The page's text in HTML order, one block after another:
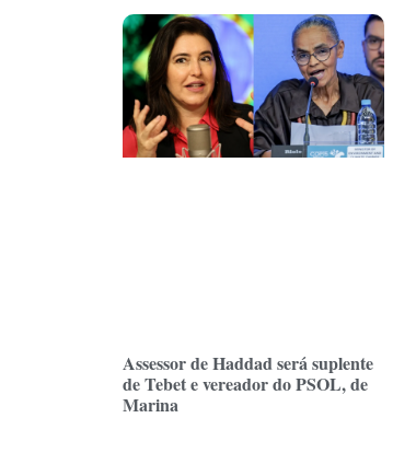
Assessor de Haddad será suplente
de Tebet e vereador do PSOL, de
Marina